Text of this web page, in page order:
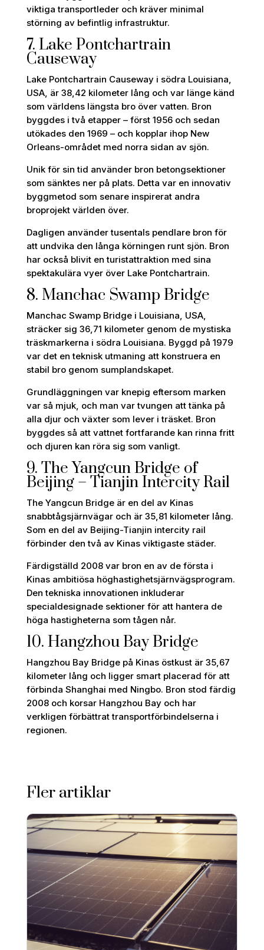
viktiga transportleder och kräver minimal
störning av befintlig infrastruktur.
7. Lake Pontchartrain
Causeway
Lake Pontchartrain Causeway i södra Louisiana,
USA, är 38,42 kilometer lång och var länge känd
som världens längsta bro över vatten. Bron
byggdes i två etapper – först 1956 och sedan
utökades den 1969 – och kopplar ihop New
Orleans-området med norra sidan av sjön.
Unik för sin tid använder bron betongsektioner
som sänktes ner på plats. Detta var en innovativ
byggmetod som senare inspirerat andra
broprojekt världen över.
Dagligen använder tusentals pendlare bron för
att undvika den långa körningen runt sjön. Bron
har också blivit en turistattraktion med sina
spektakulära vyer över Lake Pontchartrain.
8. Manchac Swamp Bridge
Manchac Swamp Bridge i Louisiana, USA,
sträcker sig 36,71 kilometer genom de mystiska
träskmarkerna i södra Louisiana. Byggd på 1979
var det en teknisk utmaning att konstruera en
stabil bro genom sumplandskapet.
Grundläggningen var knepig eftersom marken
var så mjuk, och man var tvungen att tänka på
alla djur och växter som lever i träsket. Bron
byggdes så att vattnet fortfarande kan rinna fritt
och djuren kan röra sig som vanligt.
9. The Yangcun Bridge of
Beijing – Tianjin Intercity Rail
The Yangcun Bridge är en del av Kinas
snabbtågsjärnvägar och är 35,81 kilometer lång.
Som en del av Beijing-Tianjin intercity rail
förbinder den två av Kinas viktigaste städer.
Färdigställd 2008 var bron en av de första i
Kinas ambitiösa höghastighetsjärnvägsprogram.
Den tekniska innovationen inkluderar
specialdesignade sektioner för att hantera de
höga hastigheterna som tågen når.
10. Hangzhou Bay Bridge
Hangzhou Bay Bridge på Kinas östkust är 35,67
kilometer lång och ligger smart placerad för att
förbinda Shanghai med Ningbo. Bron stod färdig
2008 och korsar Hangzhou Bay och har
verkligen förbättrat transportförbindelserna i
regionen.
Fler artiklar